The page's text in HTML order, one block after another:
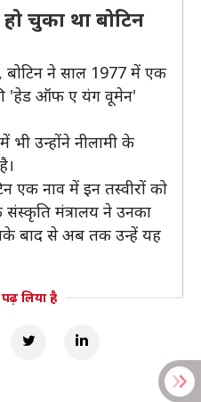
चुका था बोटिन
बोटिन ने साल 1977 में एक
'हेड ऑफ ए यंग वूमेन'
भी उन्होंने नीलामी के
एक नाव में इन तस्वीरों को
मंत्रालय ने उनका
बाद से अब तक उन्हें यह
लिया है